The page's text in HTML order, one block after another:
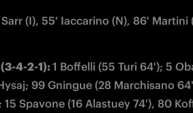
Sarr (I), 55' Iaccarino (N), 86' Martini
(3-4-2-1): 1 Boffelli (55 Turi 64'); 5
99 Gningue (28 Marchisano
15 Spavone (16 Alastuey 74'), 80